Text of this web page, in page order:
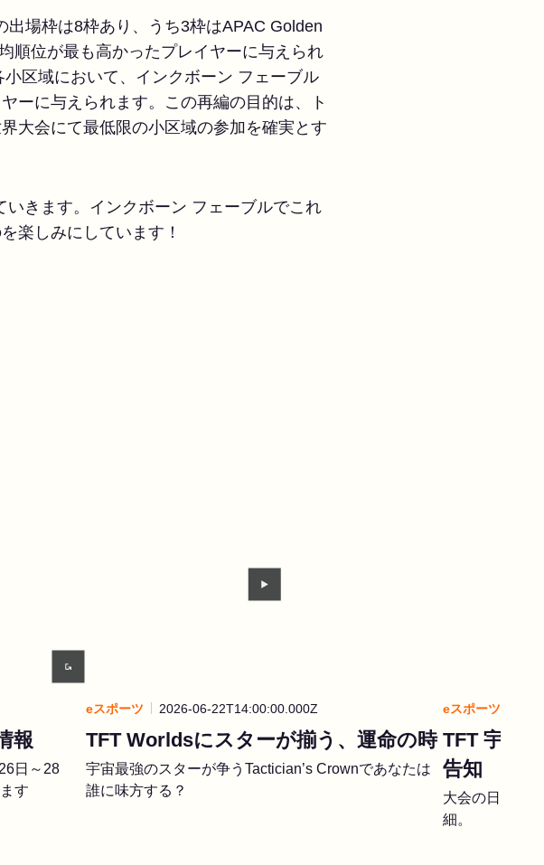
出場枠は8枠あり、うち3枠はAPAC Golden
順位が最も高かったプレイヤーに与えられ
区域において、インクボーン フェーブル
ーに与えられます。この再編の目的は、ト
大会にて最低限の小区域の参加を確実とす
きます。インクボーン フェーブルでこれ
楽しみにしています！
報
日～28
す
eスポーツ 2026-06-22T14:00:00.000Z
TFT Worldsにスターが揃う、運命の時
宇宙最強のスターが争うTactician’s Crownであなたは
誰に味方する？
eスポーツ
TFT 宇宙
告知
大会の日時、
細。